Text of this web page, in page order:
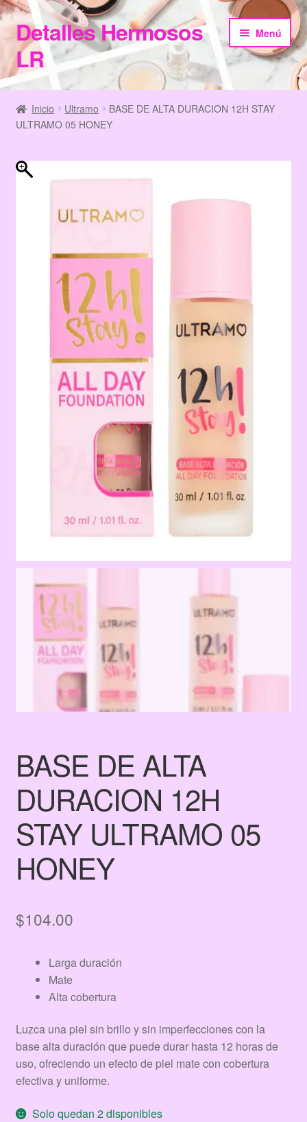
Ir
a
la
navegación
Ir
al
contenido
Detalles Hermosos
LR
Menú
Inicio
Categories
Checkout
My Account
Terms & Conditions
Inicio Ultramo
BASE DE ALTA DURACION 12H STAY
ULTRAMO 05 HONEY
BASE DE ALTA
DURACION 12H
STAY ULTRAMO 05
HONEY
$104.00
Larga duración
Mate
Alta cobertura
Luzca una piel sin brillo y sin imperfecciones con la
base alta duración que puede durar hasta 12 horas de
uso, ofreciendo un efecto de piel mate con cobertura
efectiva y uniforme.
Solo quedan 2 disponibles